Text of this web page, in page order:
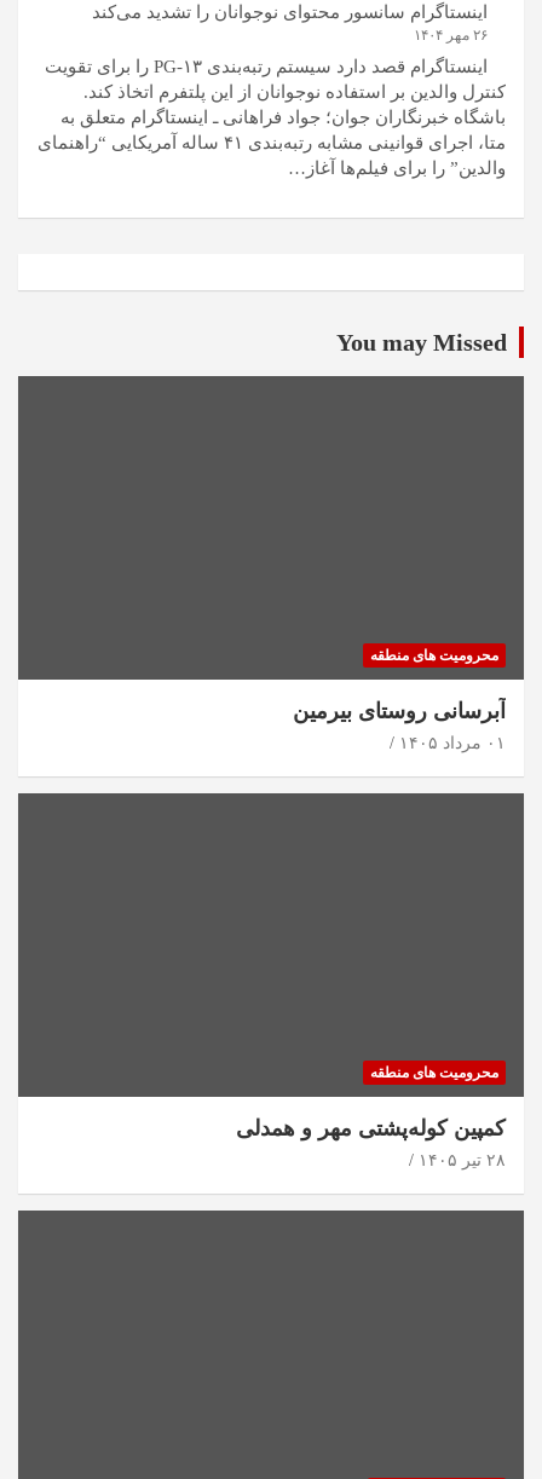
اینستاگرام سانسور محتوای نوجوانان را تشدید می‌کند
۲۶ مهر ۱۴۰۴
اینستاگرام قصد دارد سیستم رتبه‌بندی PG-۱۳ را برای تقویت
کنترل والدین بر استفاده نوجوانان از این پلتفرم اتخاذ کند.
باشگاه خبرنگاران جوان؛ جواد فراهانی ـ اینستاگرام متعلق به
متا، اجرای قوانینی مشابه رتبه‌بندی ۴۱ ساله آمریکایی “راهنمای
والدین” را برای فیلم‌ها آغاز…
You may Missed
محرومیت های منطقه
آبرسانی روستای بیرمین
۰۱ مرداد ۱۴۰۵
محرومیت های منطقه
کمپین کوله‌پشتی مهر و همدلی
۲۸ تیر ۱۴۰۵